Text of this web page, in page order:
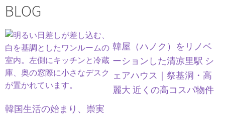
BLOG
韓国生活の始まり、崇実
韓屋（ハノク）をリノベ
ーションした清凉里駅 シ
ェアハウス｜祭基洞・高
麗大 近くの高コスパ物件